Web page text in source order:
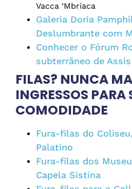
Vacca ‘Mbriaca
Galeria Doria
Deslumbrante com
Conhecer o Fórum
subterrâneo de Assis
FILAS? NUNCA
INGRESSOS PARA
COMODIDADE
Fura-filas do
Palatino
Fura-filas dos
Capela Sistina